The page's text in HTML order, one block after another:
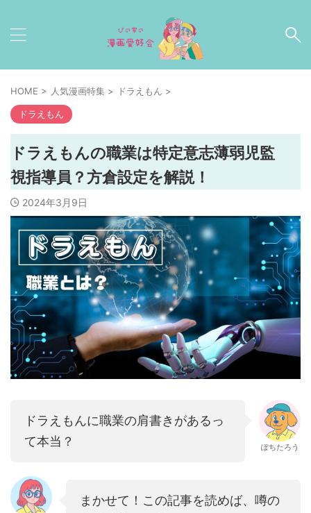
HOME > 人気漫画特集 > ドラえもん >
ドラえもん
ドラえもんの職業は特定意志薄弱児監
視指導員？方倉設定を解説！
2024年3月9日
ドラえもんに職業の肩書きがあるっ
て本当？
ぽちたろう
まかせて！この記事を読めば、噂の